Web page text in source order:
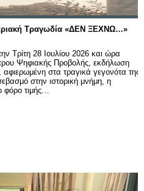
Τραγωδία «ΔΕΝ ΞΕΧΝΩ…»
Τρίτη 28 Ιουλίου 2026 και ώρα
Ψηφιακής Προβολής, εκδήλωση
στα τραγικά γεγονότα της
στην ιστορική μνήμη, η
φόρο τιμής…